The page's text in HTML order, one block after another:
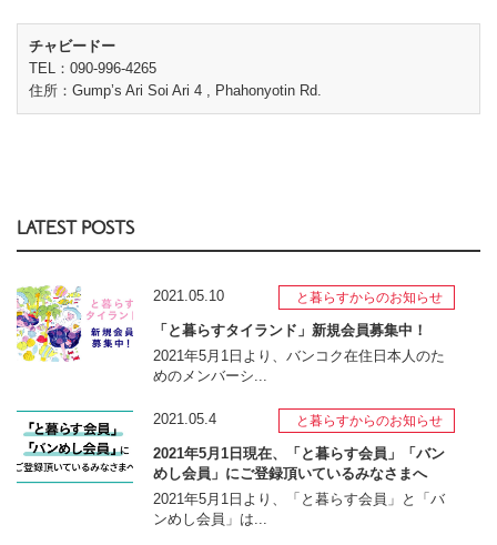
チャビードー
TEL：090-996-4265
住所：Gump’s Ari Soi Ari 4 , Phahonyotin Rd.
LATEST POSTS
2021.05.10 と暮らすからのお知らせ
「と暮らすタイランド」新規会員募集中！
2021年5月1日より、バンコク在住日本人のた
めのメンバーシ...
2021.05.4 と暮らすからのお知らせ
2021年5月1日現在、「と暮らす会員」「バン
めし会員」にご登録頂いているみなさまへ
2021年5月1日より、「と暮らす会員」と「バ
ンめし会員」は...